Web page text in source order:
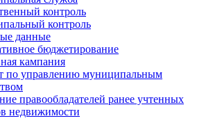
контроль
контроль
данные
бюджетирование
кампания
по управлению муниципальным
правообладателей ранее учтенных
недвижимости